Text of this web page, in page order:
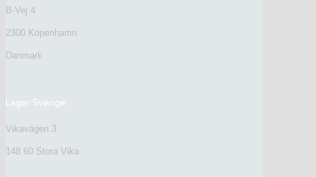
B-Vej 4
2300 Köpenhamn
Danmark
Lager Sverige
Vikavägen 3
148 60 Stora Vika